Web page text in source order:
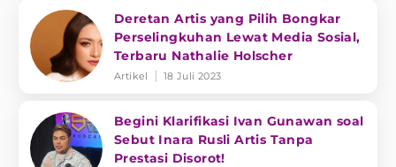
Deretan Artis yang Pilih Bongkar
Perselingkuhan Lewat Media Sosial,
Terbaru Nathalie Holscher
Artikel 18 Juli 2023
Begini Klarifikasi Ivan Gunawan soal
Sebut Inara Rusli Artis Tanpa
Prestasi Disorot!